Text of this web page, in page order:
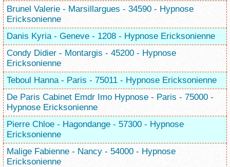
Brunel Valerie - Marsillargues - 34590 - Hypnose
Ericksonienne
Danis Kyria - Geneve - 1208 - Hypnose Ericksonienne
Condy Didier - Montargis - 45200 - Hypnose
Ericksonienne
Teboul Hanna - Paris - 75011 - Hypnose Ericksonienne
De Paris Cabinet Emdr Imo Hypnose - Paris - 75000 -
Hypnose Ericksonienne
Pierre Chloe - Hagondange - 57300 - Hypnose
Ericksonienne
Malige Fabienne - Nancy - 54000 - Hypnose
Ericksonienne